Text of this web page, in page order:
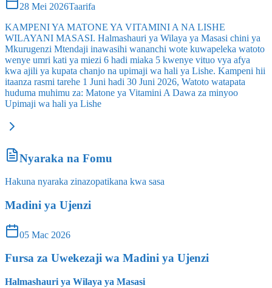
28 Mei 2026Taarifa
KAMPENI YA MATONE YA VITAMINI A NA LISHE
WILAYANI MASASI. Halmashauri ya Wilaya ya Masasi chini ya
Mkurugenzi Mtendaji inawasihi wananchi wote kuwapeleka watoto
wenye umri kati ya miezi 6 hadi miaka 5 kwenye vituo vya afya
kwa ajili ya kupata chanjo na upimaji wa hali ya Lishe. Kampeni hii
itaanza rasmi tarehe 1 Juni hadi 30 Juni 2026, Watoto watapata
huduma muhimu za: Matone ya Vitamini A Dawa za minyoo
Upimaji wa hali ya Lishe
Nyaraka na Fomu
Hakuna nyaraka zinazopatikana kwa sasa
Madini ya Ujenzi
05 Mac 2026
Fursa za Uwekezaji wa Madini ya Ujenzi
Halmashauri ya Wilaya ya Masasi